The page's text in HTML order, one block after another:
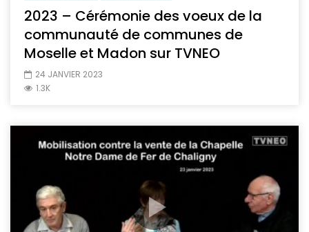
2023 – Cérémonie des voeux de la
communauté de communes de
Moselle et Madon sur TVNEO
24 JANVIER 2023
1.3K